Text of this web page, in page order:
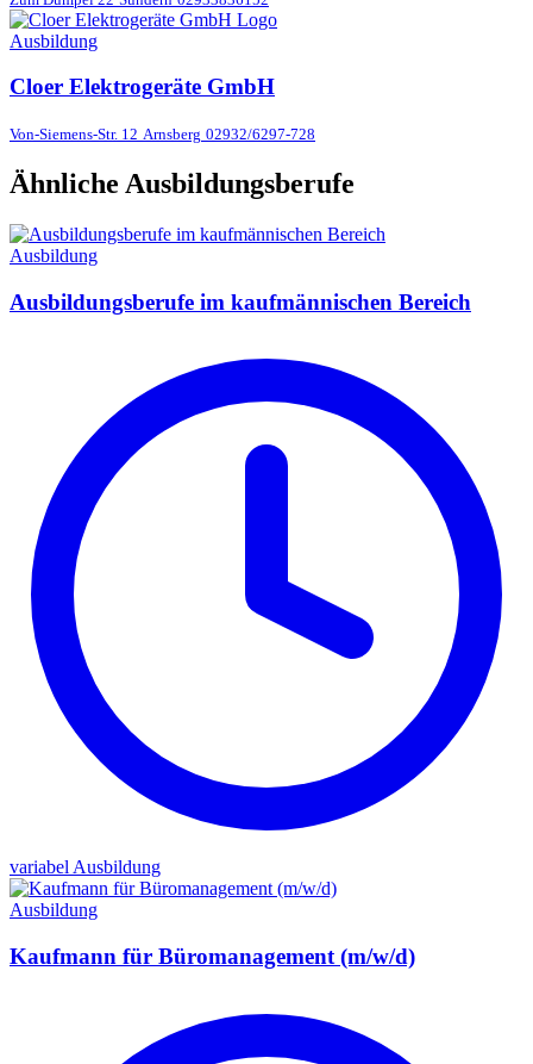
Ausbildung
Cloer Elektrogeräte GmbH
Von-Siemens-Str. 12 Arnsberg 02932/6297-728
Ähnliche Ausbildungsberufe
Ausbildung
Ausbildungsberufe im kaufmännischen Bereich
variabel Ausbildung
Ausbildung
Kaufmann für Büromanagement (m/w/d)